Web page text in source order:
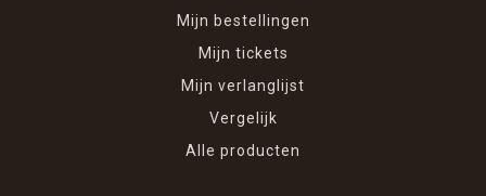
Mijn bestellingen
Mijn tickets
Mijn verlanglijst
Vergelijk
Alle producten